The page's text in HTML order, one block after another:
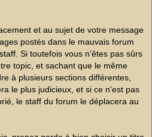
et au sujet de votre message
postés dans le mauvais forum
Si toutefois vous n'êtes pas sûrs
topic, et sachant que le même
à plusieurs sections différentes,
le plus judicieux, et si ce n'est pas
le staff du forum le déplacera au